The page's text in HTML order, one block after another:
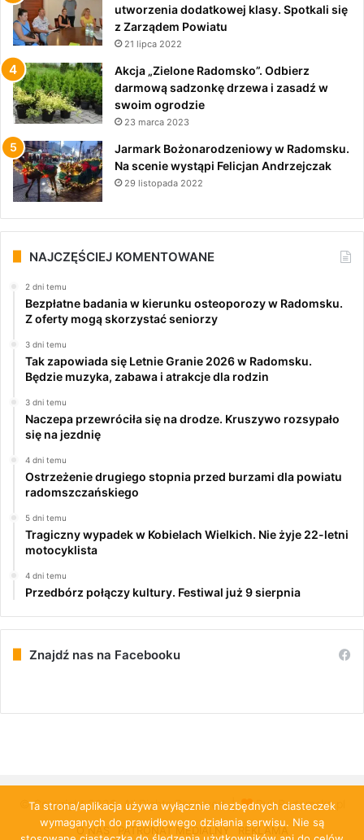
utworzenia dodatkowej klasy. Spotkali się
z Zarządem Powiatu
21 lipca 2022
Akcja „Zielone Radomsko”. Odbierz
darmową sadzonkę drzewa i zasadź w
swoim ogrodzie
23 marca 2023
Jarmark Bożonarodzeniowy w Radomsku.
Na scenie wystąpi Felicjan Andrzejczak
29 listopada 2022
NAJCZĘŚCIEJ KOMENTOWANE
2 dni temu
Bezpłatne badania w kierunku osteoporozy w Radomsku.
Z oferty mogą skorzystać seniorzy
3 dni temu
Tak zapowiada się Letnie Granie 2026 w Radomsku.
Będzie muzyka, zabawa i atrakcje dla rodzin
3 dni temu
Naczepa przewróciła się na drodze. Kruszywo rozsypało
się na jezdnię
4 dni temu
Ostrzeżenie drugiego stopnia przed burzami dla powiatu
radomszczańskiego
5 dni temu
Tragiczny wypadek w Kobielach Wielkich. Nie żyje 22-letni
motocyklista
4 dni temu
Przedbórz połączy kultury. Festiwal już 9 sierpnia
Znajdź nas na Facebooku
© Copyright 2026, All Rights Reserved | PulsRadomska.pl
O NAS PATRONAT MEDIALNY REKLAMA
Ta strona/aplikacja używa wyłącznie niezbędnych ciasteczek
wymaganych do prawidłowego działania serwisu. Nie są